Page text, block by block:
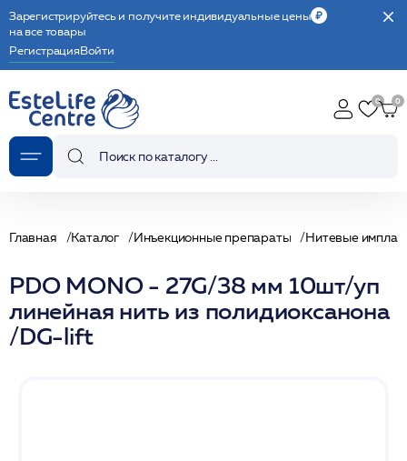
Зарегистрируйтесь и получите индивидуальные цены
на все товары
РегистрацияВойти
Главная Каталог Инъекционные препараты Нитевые
PDO MONO - 27G/38 мм 10шт/уп
линейная нить из полидиоксанона
/DG-lift